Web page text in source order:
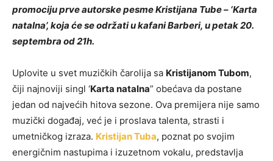
promociju prve autorske pesme Kristijana Tube – ‘Karta
natalna’, koja će se održati u kafani Barberi, u petak 20.
septembra od 21h.
Uplovite u svet muzičkih čarolija sa Kristijanom Tubom,
čiji najnoviji singl ‘Karta natalna” obećava da postane
jedan od najvećih hitova sezone. Ova premijera nije samo
muzički događaj, već je i proslava talenta, strasti i
umetničkog izraza. Kristijan Tuba, poznat po svojim
energičnim nastupima i izuzetnom vokalu, predstavlja